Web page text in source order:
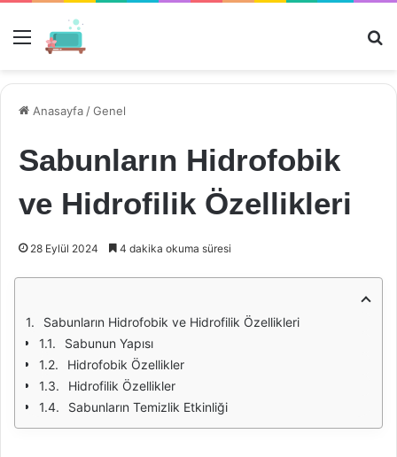
Menü
Anasayfa /Genel
Sabunların Hidrofobik
ve Hidrofilik Özellikleri
28 Eylül 2024 4 dakika okuma süresi
Sabunların Hidrofobik ve Hidrofilik Özellikleri
Sabunun Yapısı
Hidrofobik Özellikler
Hidrofilik Özellikler
Sabunların Temizlik Etkinliği